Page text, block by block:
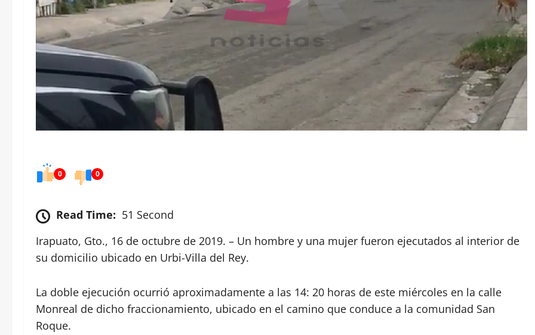
0 0
Read Time: 51 Second
Irapuato, Gto., 16 de octubre de 2019. – Un hombre y una mujer fueron ejecutados al interior de
su domicilio ubicado en Urbi-Villa del Rey.
La doble ejecución ocurrió aproximadamente a las 14: 20 horas de este miércoles en la calle
Monreal de dicho fraccionamiento, ubicado en el camino que conduce a la comunidad San
Roque.